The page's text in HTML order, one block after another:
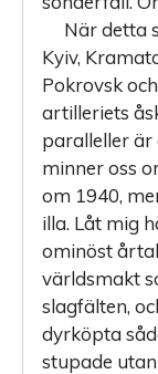
När detta
Kyiv,
Pokrovsk
artilleriets
paralleller är
minner oss
om 1940,
illa. Låt mig
ominöst
världsmakt
slagfälten,
dyrköpta
stupade